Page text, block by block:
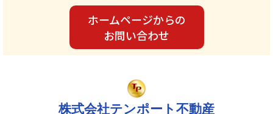
ホームページからの
お問い合わせ
株式会社テンポート不動産